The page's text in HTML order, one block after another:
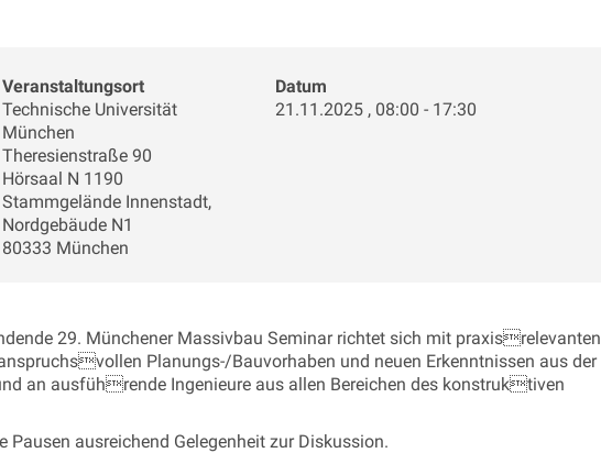
Veranstaltungsort
Technische Universität
München
Theresienstraße 90
Hörsaal N 1190
Stammgelände Innenstadt,
Nordgebäude N1
80333 München
Datum
21.11.2025 , 08:00 - 17:30
29. Münchener Massivbau Seminar richtet sich mit praxisrelevanten
Planungs-/Bauvorhaben und neuen Erkenntnissen aus der
an ausführende Ingenieure aus allen Bereichen des konstruktiven
Pausen ausreichend Gelegenheit zur Diskussion.